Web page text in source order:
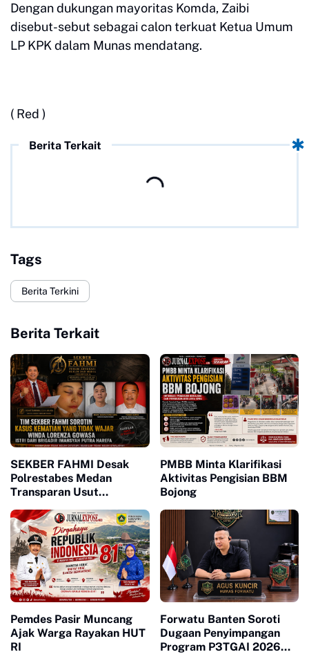
Dengan dukungan mayoritas Komda, Zaibi
disebut-sebut sebagai calon terkuat Ketua Umum
LP KPK dalam Munas mendatang.
( Red )
Berita Terkait
Tags
Berita Terkini
Berita Terkait
SEKBER FAHMI Desak
Polrestabes Medan
Transparan Usut
PMBB Minta Klarifikasi
Aktivitas Pengisian BBM
Bojong
Pemdes Pasir Muncang
Ajak Warga Rayakan HUT
RI
Forwatu Banten Soroti
Dugaan Penyimpangan
Program P3TGAI 2026